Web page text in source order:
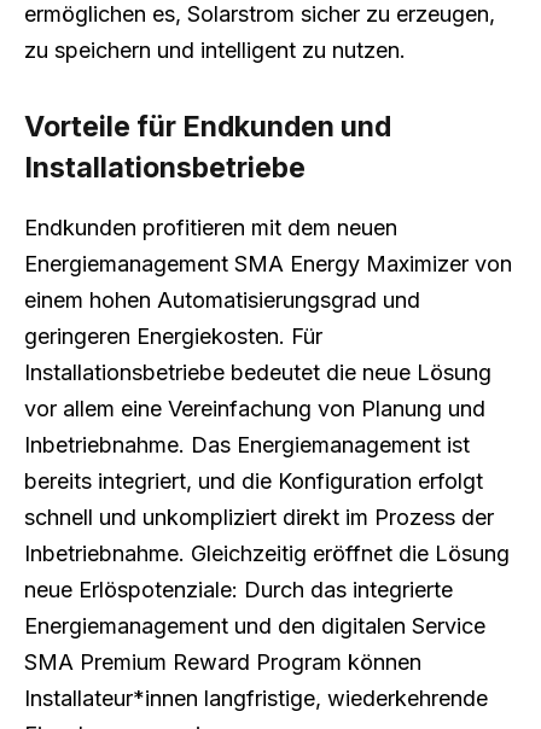
ermöglichen es, Solarstrom sicher zu erzeugen,
zu speichern und intelligent zu nutzen.
Vorteile für Endkunden und
Installationsbetriebe
Endkunden profitieren mit dem neuen
Energiemanagement SMA Energy Maximizer von
einem hohen Automatisierungsgrad und
geringeren Energiekosten. Für
Installationsbetriebe bedeutet die neue Lösung
vor allem eine Vereinfachung von Planung und
Inbetriebnahme. Das Energiemanagement ist
bereits integriert, und die Konfiguration erfolgt
schnell und unkompliziert direkt im Prozess der
Inbetriebnahme. Gleichzeitig eröffnet die Lösung
neue Erlöspotenziale: Durch das integrierte
Energiemanagement und den digitalen Service
SMA Premium Reward Program können
Installateur*innen langfristige, wiederkehrende